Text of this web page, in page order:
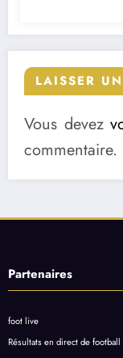
LAISSER
Vous devez
commentaire.
Partenaires
foot live
Résultats en direct de football